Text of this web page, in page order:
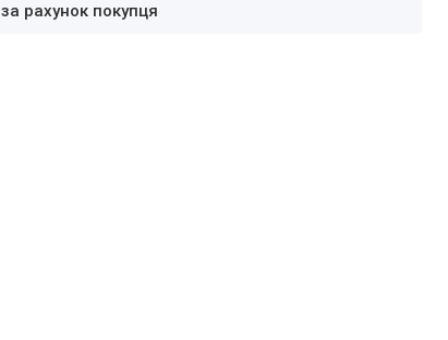
за рахунок покупця